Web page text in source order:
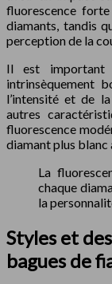
fluorescence
diamants, tandis
perception de la
Il est important
intrinsèquement
l’intensité et de
autres
fluorescence
diamant plus blanc
La
chaque
la
Styles et
bagues de